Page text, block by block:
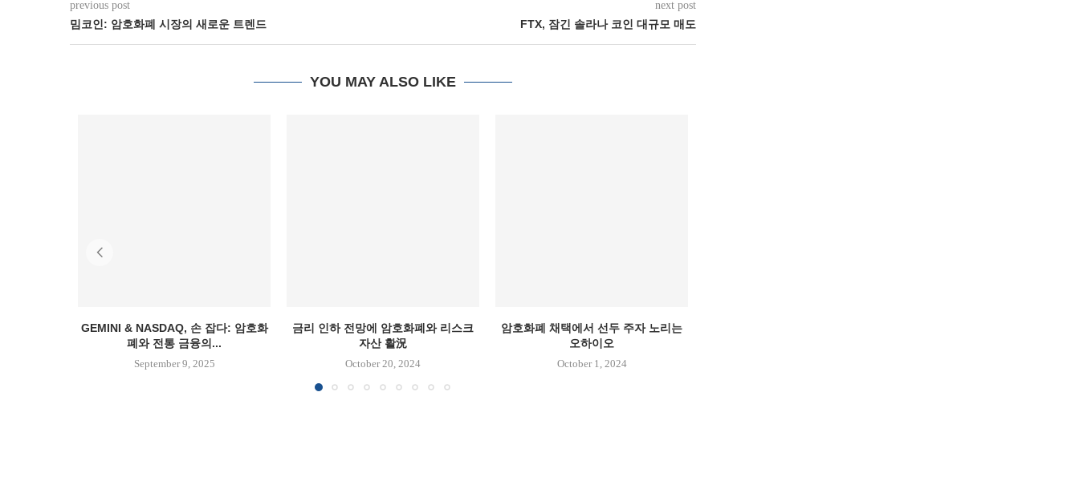
previous post
밈코인: 암호화폐 시장의 새로운 트렌드
next post
FTX, 잠긴 솔라나 코인 대규모 매도
YOU MAY ALSO LIKE
GEMINI & NASDAQ, 손 잡다: 암호화
폐와 전통 금융의...
September 9, 2025
금리 인하 전망에 암호화폐와 리스크
자산 활況
October 20, 2024
암호화폐 채택에서 선두 주자 노리는
오하이오
October 1, 2024